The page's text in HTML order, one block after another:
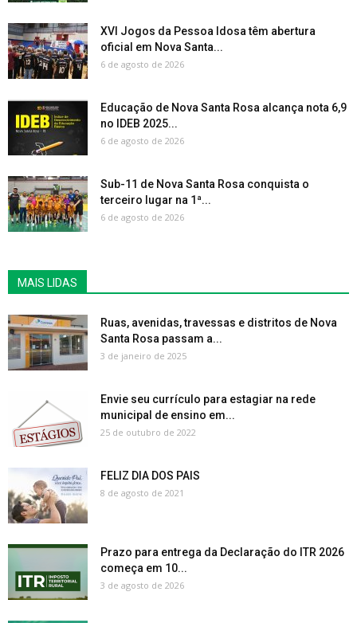
XVI Jogos da Pessoa Idosa têm abertura
oficial em Nova Santa...
6 de agosto de 2026
Educação de Nova Santa Rosa alcança nota 6,9
no IDEB 2025...
6 de agosto de 2026
Sub-11 de Nova Santa Rosa conquista o
terceiro lugar na 1ª...
6 de agosto de 2026
MAIS LIDAS
Ruas, avenidas, travessas e distritos de Nova
Santa Rosa passam a...
3 de janeiro de 2025
Envie seu currículo para estagiar na rede
municipal de ensino em...
25 de outubro de 2022
FELIZ DIA DOS PAIS
8 de agosto de 2021
Prazo para entrega da Declaração do ITR 2026
começa em 10...
3 de agosto de 2026